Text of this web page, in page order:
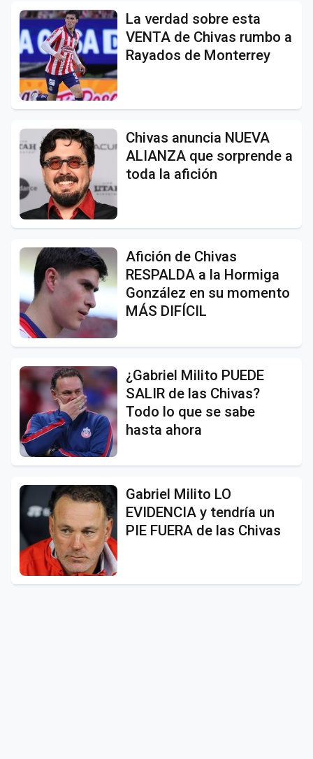
La verdad sobre esta
VENTA de Chivas rumbo a
Rayados de Monterrey
Chivas anuncia NUEVA
ALIANZA que sorprende a
toda la afición
Afición de Chivas
RESPALDA a la Hormiga
González en su momento
MÁS DIFÍCIL
¿Gabriel Milito PUEDE
SALIR de las Chivas?
Todo lo que se sabe
hasta ahora
Gabriel Milito LO
EVIDENCIA y tendría un
PIE FUERA de las Chivas